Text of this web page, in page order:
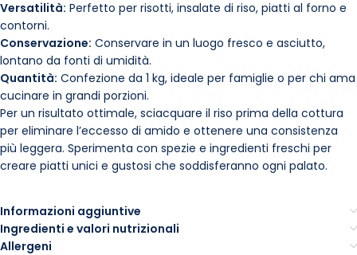
Versatilità: Perfetto per risotti, insalate di riso, piatti al forno e
contorni.
Conservazione: Conservare in un luogo fresco e asciutto,
lontano da fonti di umidità.
Quantità: Confezione da 1 kg, ideale per famiglie o per chi ama
cucinare in grandi porzioni.
Per un risultato ottimale, sciacquare il riso prima della cottura
per eliminare l’eccesso di amido e ottenere una consistenza
più leggera. Sperimenta con spezie e ingredienti freschi per
creare piatti unici e gustosi che soddisferanno ogni palato.
Informazioni aggiuntive
Ingredienti e valori nutrizionali
Allergeni